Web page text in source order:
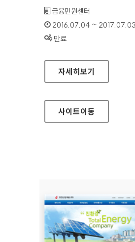
기관명 :
금융민원센터
인증기간 :
2016.07.04 ~ 2017.07.03
상태 :
만료
금융민원센터 대표 홈페
자세히보기
사이트이동